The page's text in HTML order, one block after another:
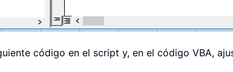
código en el script y, en el código VBA,